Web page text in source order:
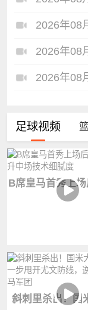
足球视频
B席皇马首秀上
斜刺里杀出！国